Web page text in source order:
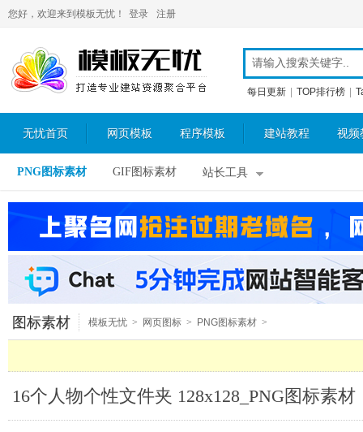
您好，欢迎来到模板无忧！ 登录 注册
每日更新 TOP排行榜
无忧首页 网页模板 程序模板 建站教程 视频
PNG图标素材 GIF图标素材 站长工具
图标素材 模板无忧 > 网页图标 > PNG图标素材 >
16个人物个性文件夹 128x128_PNG图标素材